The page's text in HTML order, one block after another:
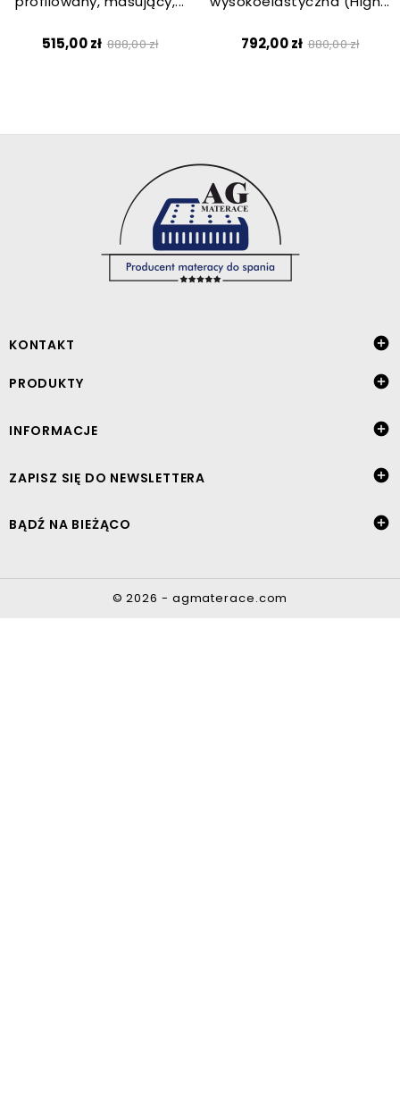
Cena
515,00 zł Cena
888,00 zł Cena
792,00 zł Cena
880,00 zł
KONTAKT 
PRODUKTY 
INFORMACJE 
ZAPISZ SIĘ DO NEWSLETTERA 
BĄDŹ NA BIEŻĄCO 
© 2026 - agmaterace.com